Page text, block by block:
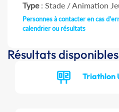
Type: Stade / Animation
Personnes à contacter en cas
calendrier ou résultats
Résultats disponibles
Triathlon